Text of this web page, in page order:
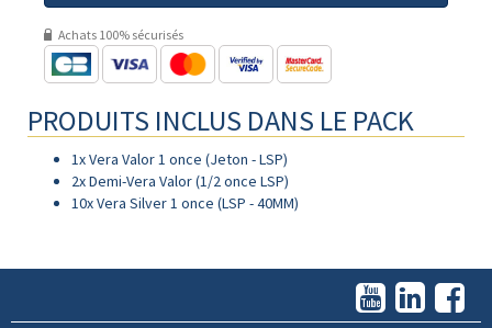
Achats 100% sécurisés
PRODUITS INCLUS DANS LE PACK
1xVera Valor 1 once (Jeton - LSP)
2xDemi-Vera Valor (1/2 once LSP)
10xVera Silver 1 once (LSP - 40MM)